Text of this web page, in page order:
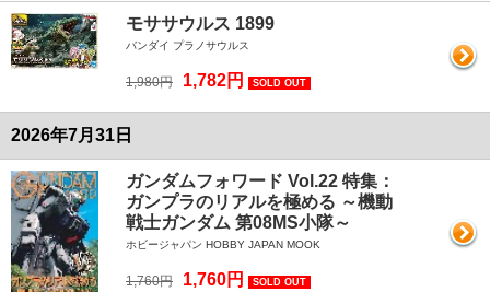
モササウルス 1899
バンダイ プラノサウルス
1,980円 1,782円 SOLD OUT
2026年7月31日
ガンダムフォワード Vol.22 特集：
ガンプラのリアルを極める ～機動
戦士ガンダム 第08MS小隊～
ホビージャパン HOBBY JAPAN MOOK
1,760円 1,760円 SOLD OUT